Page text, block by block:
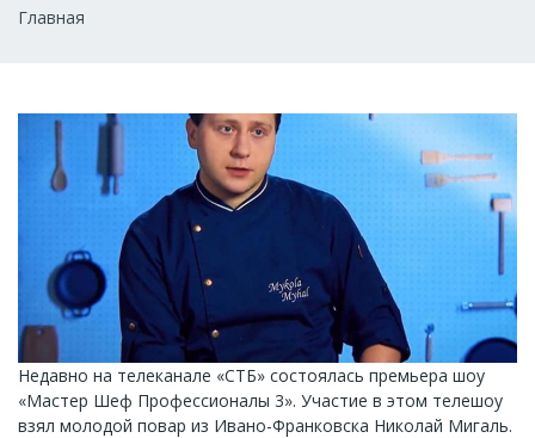
Строка
Главная
Недавно на телеканале «СТБ» состоялась премьера шоу
«Мастер Шеф Профессионалы 3». Участие в этом телешоу
взял молодой повар из Ивано-Франковска Николай Мигаль.